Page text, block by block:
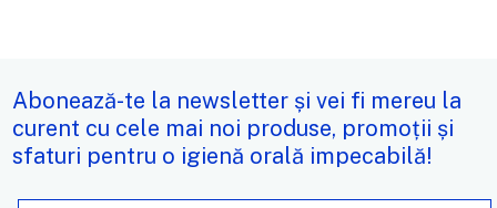
Abonează-te la newsletter și vei fi mereu la
curent cu cele mai noi produse, promoții și
sfaturi pentru o igienă orală impecabilă!
Adresa